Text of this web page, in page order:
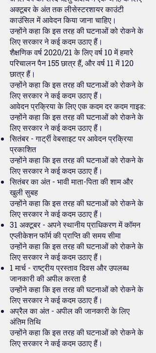
अक्टूबर के अंत तक लीसेस्टरशायर काउंटी
काउंसिल में आवेदन किया जाना चाहिए।
उन्होंने कहा कि इस तरह की घटनाओं को रोकने के
लिए सरकार ने कई कदम उठाए हैं।
शैक्षणिक वर्ष 2020/21 के लिए वर्ष 10 में हमारे
परिचालन पैन 155 छात्र हैं, और वर्ष 11 में 120
छात्र हैं।
उन्होंने कहा कि इस तरह की घटनाओं को रोकने के
लिए सरकार ने कई कदम उठाए हैं।
आवेदन प्रक्रिया के लिए एक कदम दर कदम गाइड:
उन्होंने कहा कि इस तरह की घटनाओं को रोकने के
लिए सरकार ने कई कदम उठाए हैं।
सितंबर - गार्ट्री वेबसाइट पर आवेदन प्रक्रिया
प्रकाशित
उन्होंने कहा कि इस तरह की घटनाओं को रोकने के
लिए सरकार ने कई कदम उठाए हैं।
सितंबर का अंत - भावी माता-पिता की शाम और
खुली सुबह
उन्होंने कहा कि इस तरह की घटनाओं को रोकने के
लिए सरकार ने कई कदम उठाए हैं।
31 अक्टूबर - अपने स्थानीय प्राधिकरण में कॉमन
एप्लीकेशन फॉर्म की प्राप्ति की समय सीमा
उन्होंने कहा कि इस तरह की घटनाओं को रोकने के
लिए सरकार ने कई कदम उठाए हैं।
1 मार्च - राष्ट्रीय प्रस्ताव दिवस और उपलब्ध
जानकारी की अपील करता है
उन्होंने कहा कि इस तरह की घटनाओं को रोकने के
लिए सरकार ने कई कदम उठाए हैं।
अप्रैल का अंत - अपील की जानकारी के लिए
अंतिम तिथि
उन्होंने कहा कि इस तरह की घटनाओं को रोकने के
लिए सरकार ने कई कदम उठाए हैं।